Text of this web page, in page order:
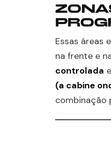
Essas áreas
na frente e
controlada
(a cabine
combinação